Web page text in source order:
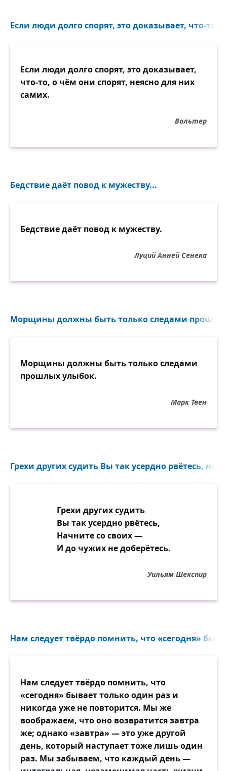
Если люди долго спорят, это доказывает, что-то,
Если люди долго спорят, это доказывает,
что-то, о чём они спорят, неясно для них
самих.
Вольтер
Бедствие даёт повод к мужеству...
Бедствие даёт повод к мужеству.
Луций Анней Сенека
Морщины должны быть только следами
Морщины должны быть только следами
прошлых улыбок.
Марк Твен
Грехи других судить Вы так усердно рвётесь,
Грехи других судить
Вы так усердно рвётесь,
Начните со своих —
И до чужих не доберётесь.
Уильям Шекспир
Нам следует твёрдо помнить, что «сегодня»
Нам следует твёрдо помнить, что
«сегодня» бывает только один раз и
никогда уже не повторится. Мы же
воображаем, что оно возвратится завтра
же; однако «завтра» — это уже другой
день, который наступает тоже лишь один
раз. Мы забываем, что каждый день —